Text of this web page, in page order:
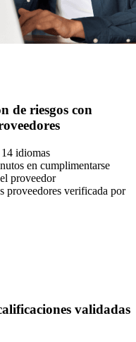
de riesgos con
idiomas
en cumplimentarse
proveedor
proveedores verificada por
validadas